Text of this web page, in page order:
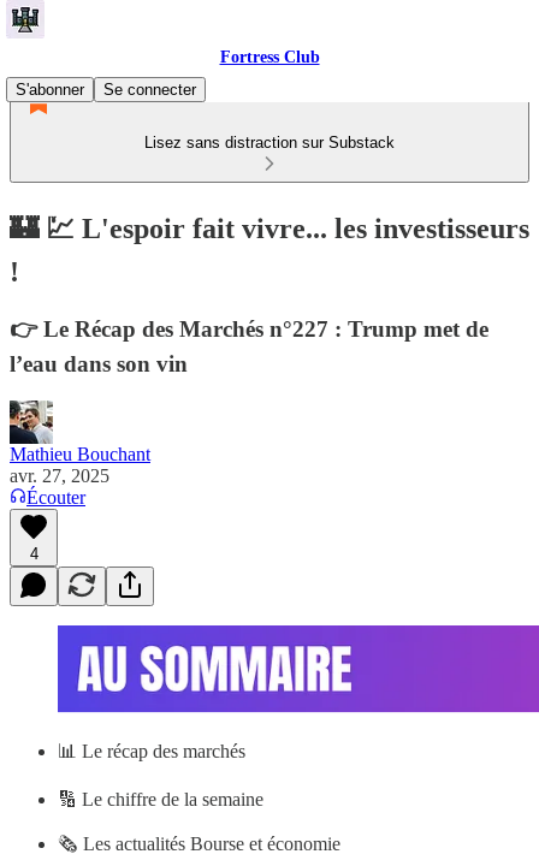
Fortress Club
S'abonner
Se connecter
Lisez sans distraction sur Substack
🏰 💹 L'espoir fait vivre... les investisseurs
!
👉 Le Récap des Marchés n°227 : Trump met de
l’eau dans son vin
Mathieu Bouchant
avr. 27, 2025
Écouter
4
📊 Le récap des marchés
🔢 Le chiffre de la semaine
🗞️ Les actualités Bourse et économie